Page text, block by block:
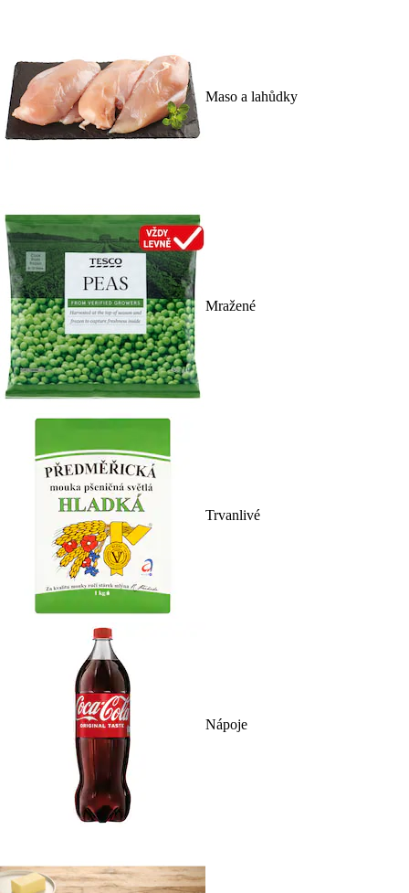
Maso a lahůdky
Mražené
Trvanlivé
Nápoje